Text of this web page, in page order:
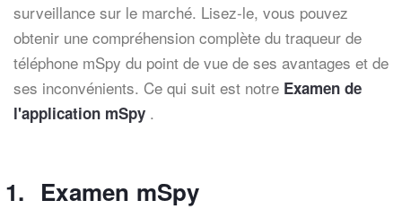
surveillance sur le marché. Lisez-le, vous pouvez
obtenir une compréhension complète du traqueur de
téléphone mSpy du point de vue de ses avantages et de
ses inconvénients. Ce qui suit est notre Examen de
l'application mSpy .
Examen mSpy